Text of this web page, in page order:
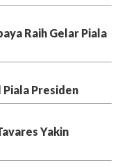
Raih Gelar Piala
Piala Presiden
Yakin